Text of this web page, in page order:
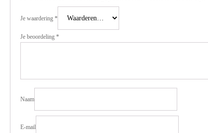
Je waardering *
Je beoordeling *
Naam
E-mail